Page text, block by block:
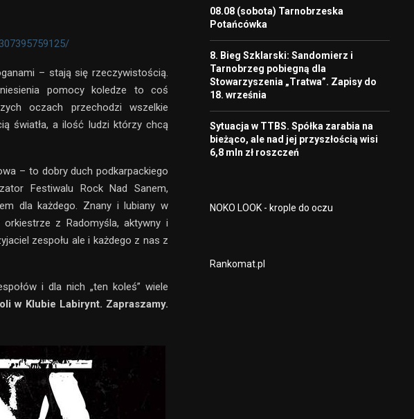
– stają się rzeczywistością.
pomocy koledze to coś
oczach przechodzi wszelkie
światła, a ilość ludzi którzy chcą
– to dobry duch podkarpackiego
Festiwalu Rock Nad Sanem,
dla każdego. Znany i lubiany w
z Radomyśla, aktywny i
zespołu ale i każdego z nas z
i dla nich „ten koleś” wiele
w Klubie Labirynt. Zapraszamy.
08.08 (sobota) Tarnobrzeska
Potańcówka
8. Bieg Szklarski: Sandomierz i
Tarnobrzeg pobiegną dla
Stowarzyszenia „Tratwa”. Zapisy do
18. września
Sytuacja w TTBS. Spółka zarabia na
bieżąco, ale nad jej przyszłością wisi
6,8 mln zł roszczeń
NOKO LOOK - krople do oczu
Rankomat.pl